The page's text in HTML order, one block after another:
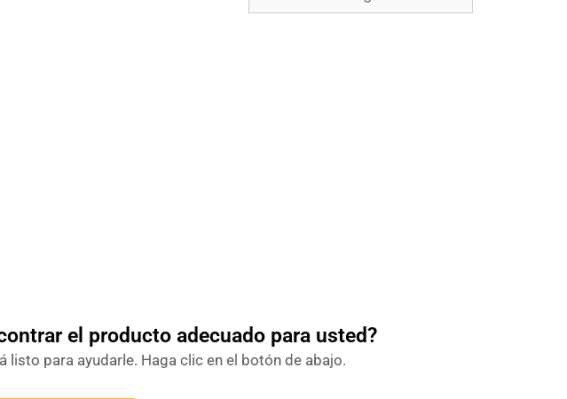
el producto adecuado para usted?
listo para ayudarle. Haga clic en el botón de abajo.